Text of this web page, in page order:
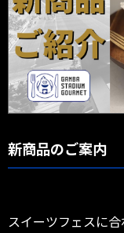
新商品のご案内
スイーツフェスに